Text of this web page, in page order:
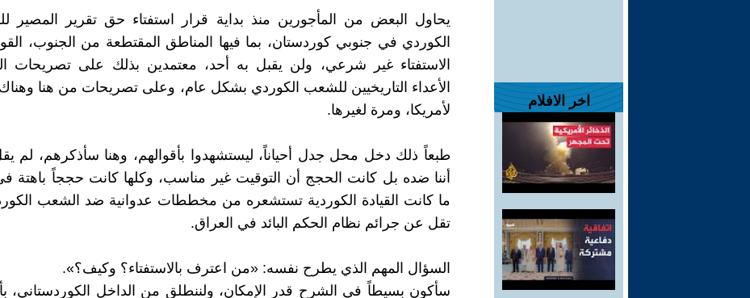
اخر الافلام
يحاول البعض من المأجورين منذ بداية قرار استفتاء حق تقرير المصير
الكوردي في جنوبي كوردستان، بما فيها المناطق المقتطعة من الجنوب،
الاستفتاء غير شرعي، ولن يقبل به أحد، معتمدين بذلك على تصريحات
الأعداء التاريخيين للشعب الكوردي بشكل عام، وعلى تصريحات من هنا
لأمريكا، ومرة لغيرها.
طبعاً ذلك دخل محل جدل أحياناً، ليستشهدوا بأقوالهم، وهنا سأذكرهم، لم
أننا ضده بل كانت الحجج أن التوقيت غير مناسب، وكلها كانت حججاً باهتة
ما كانت القيادة الكوردية تستشعره من مخططات عدوانية ضد الشعب
تقل عن جرائم نظام الحكم البائد في العراق.
السؤال المهم الذي يطرح نفسه: «من اعترف بالاستفتاء؟ وكيف؟».
سأكون بسيطاً في الشرح قدر الإمكان، ولننطلق من الداخل الكوردستاني،